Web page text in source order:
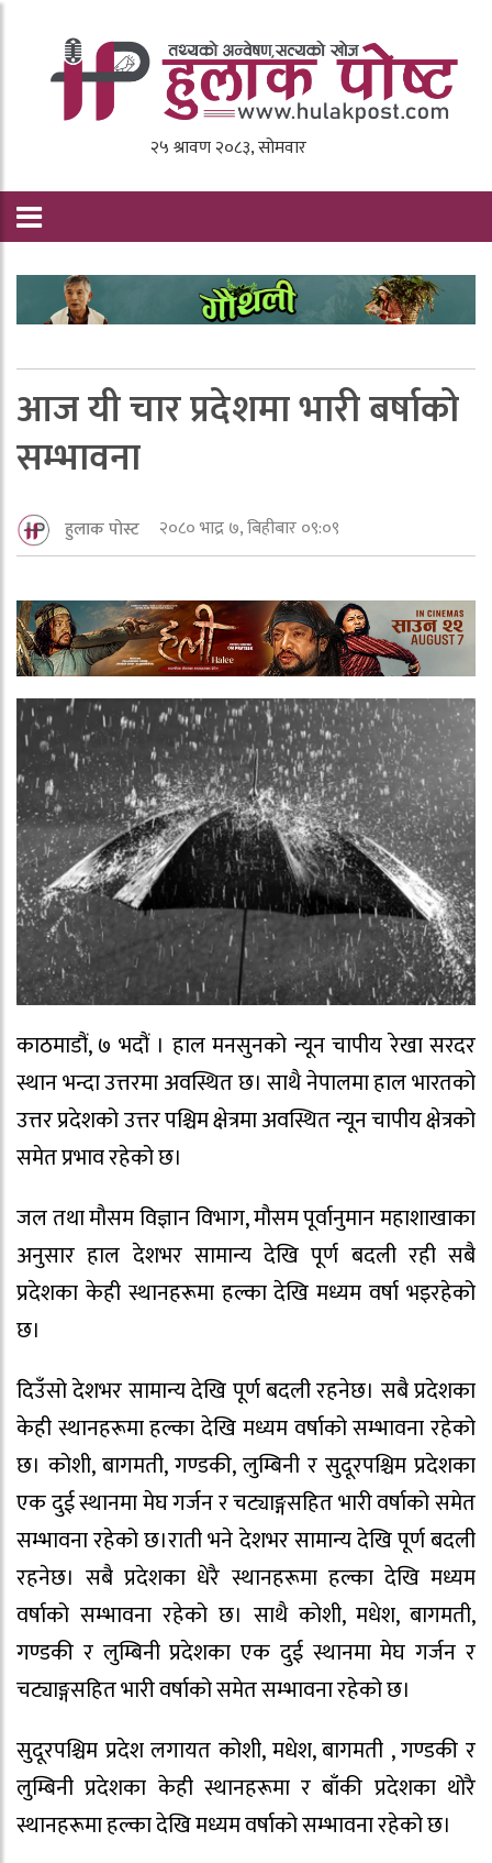
आज यी चार प्रदेशमा भारी बर्षाको
सम्भावना
हुलाक पोस्ट २०८० भाद्र ७, बिहीबार ०९:०९
काठमाडौं, ७ भदौं । हाल मनसुनको न्यून चापीय रेखा सरदर
स्थान भन्दा उत्तरमा अवस्थित छ। साथै नेपालमा हाल भारतको
उत्तर प्रदेशको उत्तर पश्चिम क्षेत्रमा अवस्थित न्यून चापीय क्षेत्रको
समेत प्रभाव रहेको छ।
जल तथा मौसम विज्ञान विभाग, मौसम पूर्वानुमान महाशाखाका
अनुसार हाल देशभर सामान्य देखि पूर्ण बदली रही सबै
प्रदेशका केही स्थानहरूमा हल्का देखि मध्यम वर्षा भइरहेको
छ।
दिउँसो देशभर सामान्य देखि पूर्ण बदली रहनेछ। सबै प्रदेशका
केही स्थानहरूमा हल्का देखि मध्यम वर्षाको सम्भावना रहेको
छ। कोशी, बागमती, गण्डकी, लुम्बिनी र सुदूरपश्चिम प्रदेशका
एक दुई स्थानमा मेघ गर्जन र चट्याङ्गसहित भारी वर्षाको समेत
सम्भावना रहेको छ।राती भने देशभर सामान्य देखि पूर्ण बदली
रहनेछ। सबै प्रदेशका धेरै स्थानहरूमा हल्का देखि मध्यम
वर्षाको सम्भावना रहेको छ। साथै कोशी, मधेश, बागमती,
गण्डकी र लुम्बिनी प्रदेशका एक दुई स्थानमा मेघ गर्जन र
चट्याङ्गसहित भारी वर्षाको समेत सम्भावना रहेको छ।
सुदूरपश्चिम प्रदेश लगायत कोशी, मधेश, बागमती , गण्डकी र
लुम्बिनी प्रदेशका केही स्थानहरूमा र बाँकी प्रदेशका थोरै
स्थानहरूमा हल्का देखि मध्यम वर्षाको सम्भावना रहेको छ।